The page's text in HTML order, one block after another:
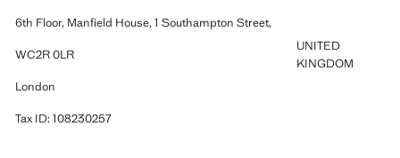
6th Floor, Manfield House, 1 Southampton Street,
WC2R 0LR
London
Tax ID: 108230257
UNITED
KINGDOM